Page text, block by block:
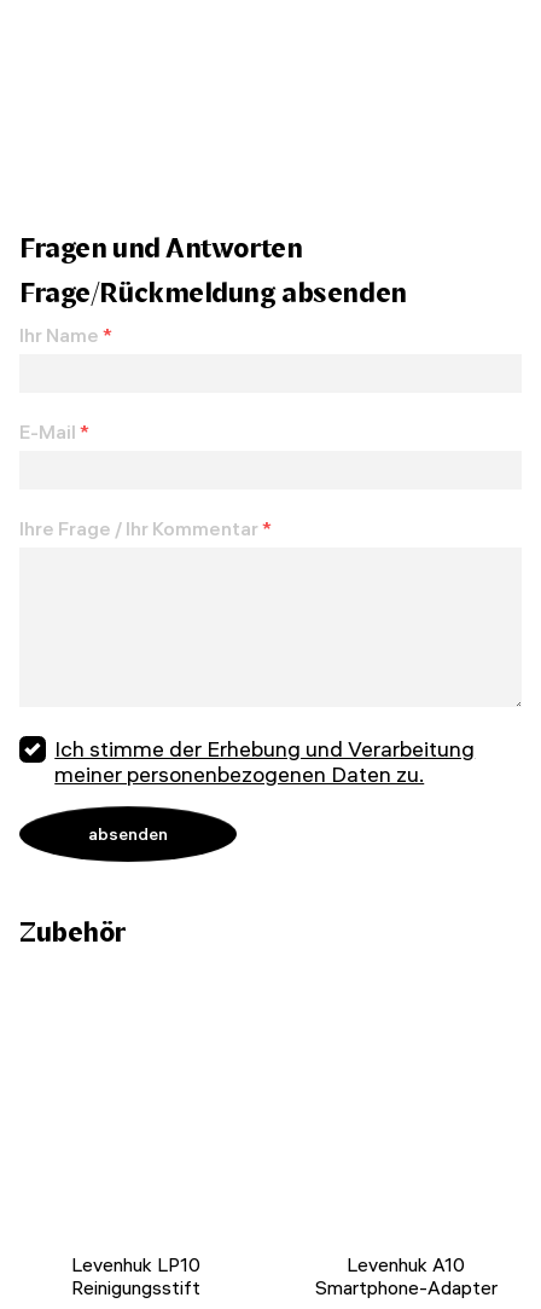
Fragen und Antworten
Frage/Rückmeldung absenden
Ihr Name *
E-Mail *
Ihre Frage / Ihr Kommentar*
Ich stimme der Erhebung und Verarbeitung
meiner personenbezogenen Daten zu.
Zubehör
Levenhuk LP10
Reinigungsstift
Levenhuk A10
Smartphone-Adapter